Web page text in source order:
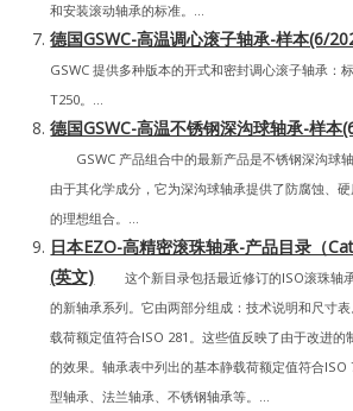
和安装滚动轴承的标准。...
德国GSWC-高温调心滚子轴承-样本(6/
GSWC 提供多种版本的开式和密封调心滚子轴承：
T250。...
德国GSWC-高温不锈钢深沟球轴承-样本
GSWC 产品组合中的最新产品是不锈钢深沟球轴
由于其化学成分，它为深沟球轴承提供了防腐蚀、
的理想组合。...
日本EZO-高精密滚珠轴承-产品目录（
(英文)
这个新目录包括最近修订的ISO滚珠轴
的新轴承系列。它由两部分组成：技术说明和尺寸
载荷额定值符合ISO 281。这些值反映了由于改进的
的效果。轴承表中列出的基本静载荷额定值符合
型轴承、法兰轴承、不锈钢轴承等。...